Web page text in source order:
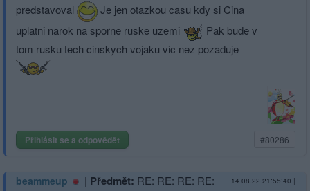
predstavoval
Je jen otazkou casu kdy si Cina
uplatni narok na sporne ruske uzemi
Pak bude v
tom rusku tech cinskych vojaku vic nez pozaduje
Přihlásit se a odpovědět #80286
beammeup | Předmět: RE: RE: RE: RE: 14.08.22 21:55:40 |